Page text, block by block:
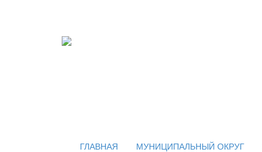
ГЛАВНАЯ МУНИЦИПАЛЬНЫЙ ОКРУГ